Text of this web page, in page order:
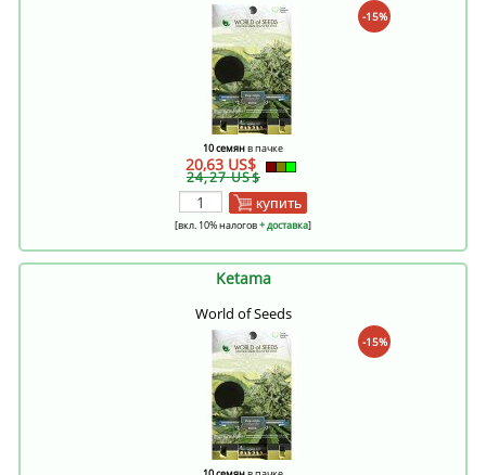
-15%
10 семянв пачке
20,63 US$
24,27 US$
купить
[вкл. 10% налогов+ доставка]
Ketama
World of Seeds
-15%